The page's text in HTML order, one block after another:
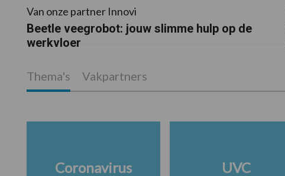
Van onze partner Innovi
Beetle veegrobot: jouw slimme hulp op de
werkvloer
Thema's Vakpartners
Coronavirus UVC